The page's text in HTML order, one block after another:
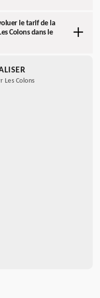
le tarif de la
Colons dans le
Les Colons